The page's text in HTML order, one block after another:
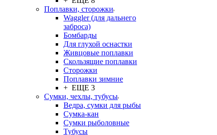
Поплавки, сторожки
Waggler (для дальнего
заброса)
Бомбарды
Для глухой оснастки
Живцовые поплавки
Скользящие поплавки
Сторожки
Поплавки зимние
+ ЕЩЕ 3
Сумки, чехлы, тубусы
Ведра, сумки для рыбы
Сумка-кан
Сумки рыболовные
Тубусы